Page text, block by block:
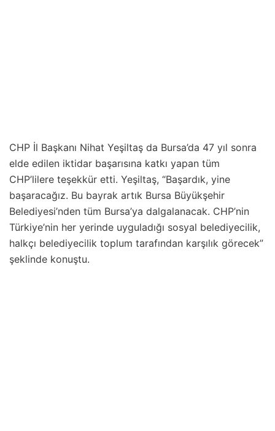
CHP İl Başkanı Nihat Yeşiltaş da Bursa’da 47 yıl sonra
elde edilen iktidar başarısına katkı yapan tüm
CHP’lilere teşekkür etti. Yeşiltaş, “Başardık, yine
başaracağız. Bu bayrak artık Bursa Büyükşehir
Belediyesi’nden tüm Bursa’ya dalgalanacak. CHP’nin
Türkiye’nin her yerinde uyguladığı sosyal belediyecilik,
halkçı belediyecilik toplum tarafından karşılık görecek”
şeklinde konuştu.